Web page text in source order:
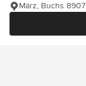
März, Buchs 8907